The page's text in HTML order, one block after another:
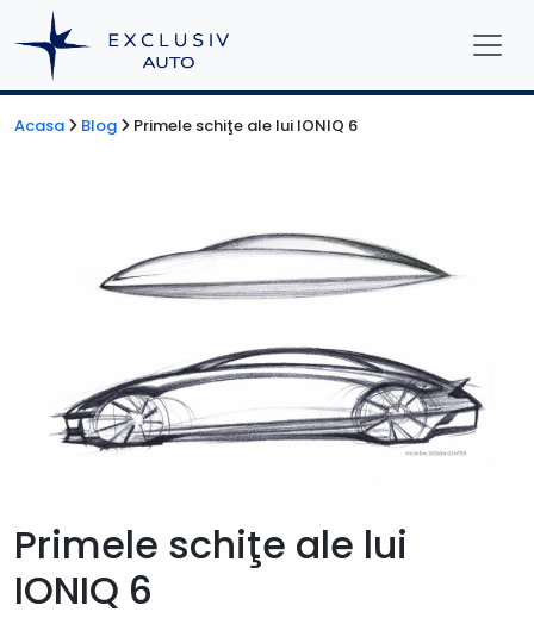
Acasa Blog Primele schiţe ale lui IONIQ 6
Primele schiţe ale lui
IONIQ 6